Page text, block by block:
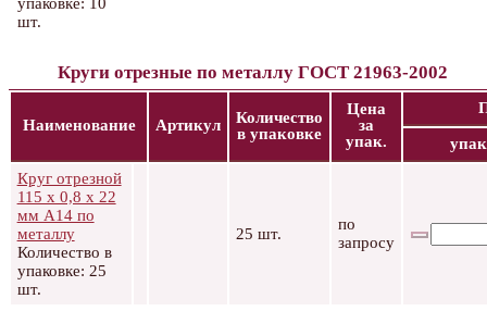
шт.
Круги отрезные по металлу ГОСТ 21963-2002
Наименование Артикул
Количество
в упаковке
Цена
за
упак.
Круг отрезной
115 х 0,8 х 22
мм А14 по
металлу
Количество в
упаковке: 25
шт.
25 шт.
по
запросу